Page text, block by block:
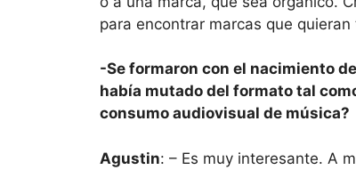
para encontrar marcas que
-Se formaron con el nacimiento
había mutado del formato tal
consumo audiovisual de música?
Agustin: – Es muy interesante. A